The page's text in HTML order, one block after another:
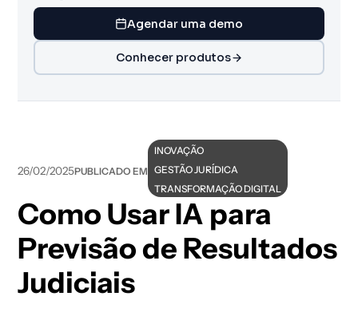
Agendar uma demo
Conhecer produtos
26/02/2025PUBLICADO EM
INOVAÇÃO
GESTÃO JURÍDICA
TRANSFORMAÇÃO DIGITAL
Como Usar IA para
Previsão de Resultados
Judiciais